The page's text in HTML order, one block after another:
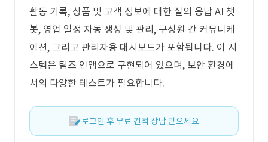
활동 기록, 상품 및 고객 정보에 대한 질의 응답 AI 챗
봇, 영업 일정 자동 생성 및 관리, 구성원 간 커뮤니케
이션, 그리고 관리자용 대시보드가 포함됩니다. 이 시
스템은 팀즈 인앱으로 구현되어 있으며, 보안 환경에
서의 다양한 테스트가 필요합니다.
로그인 후 무료 견적 상담 받으세요.